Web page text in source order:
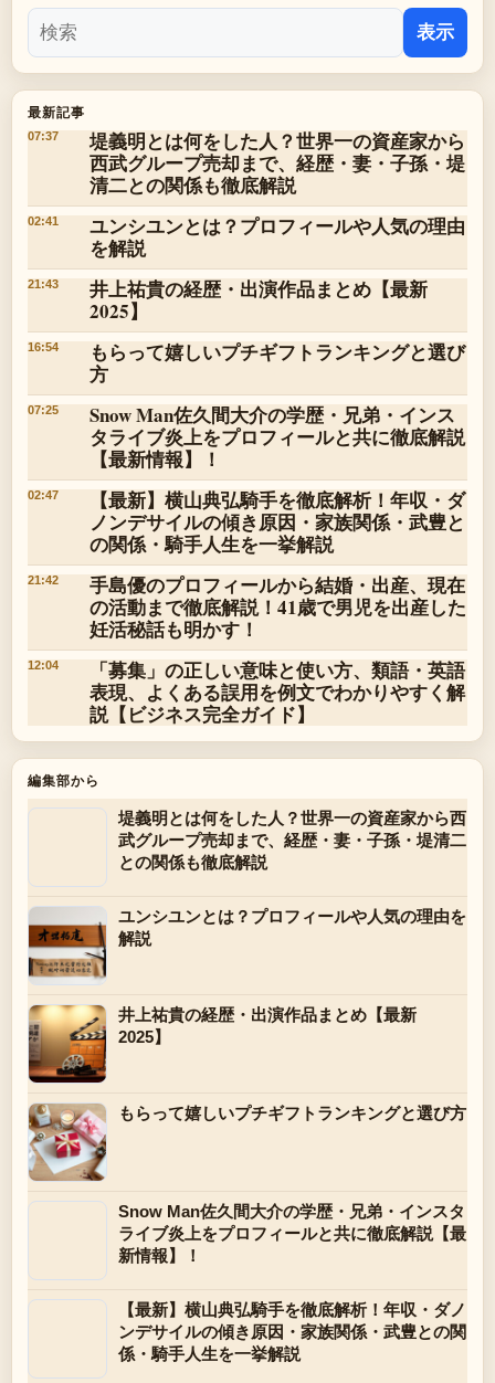
表示
最新記事
07:37
堤義明とは何をした人？世界一の資産家から
西武グループ売却まで、経歴・妻・子孫・堤
清二との関係も徹底解説
02:41
ユンシユンとは？プロフィールや人気の理由
を解説
21:43
井上祐貴の経歴・出演作品まとめ【最新
2025】
16:54
もらって嬉しいプチギフトランキングと選び
方
07:25
Snow Man佐久間大介の学歴・兄弟・インス
タライブ炎上をプロフィールと共に徹底解説
【最新情報】！
02:47
【最新】横山典弘騎手を徹底解析！年収・ダ
ノンデサイルの傾き原因・家族関係・武豊と
の関係・騎手人生を一挙解説
21:42
手島優のプロフィールから結婚・出産、現在
の活動まで徹底解説！41歳で男児を出産した
妊活秘話も明かす！
12:04
「募集」の正しい意味と使い方、類語・英語
表現、よくある誤用を例文でわかりやすく解
説【ビジネス完全ガイド】
編集部から
堤義明とは何をした人？世界一の資産家から西
武グループ売却まで、経歴・妻・子孫・堤清二
との関係も徹底解説
ユンシユンとは？プロフィールや人気の理由を
解説
井上祐貴の経歴・出演作品まとめ【最新
2025】
もらって嬉しいプチギフトランキングと選び方
Snow Man佐久間大介の学歴・兄弟・インスタ
ライブ炎上をプロフィールと共に徹底解説【最
新情報】！
【最新】横山典弘騎手を徹底解析！年収・ダノ
ンデサイルの傾き原因・家族関係・武豊との関
係・騎手人生を一挙解説